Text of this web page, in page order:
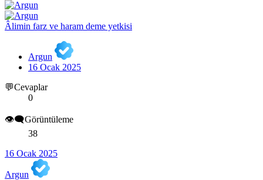
Âlimin farz ve haram deme yetkisi
Argun
16 Ocak 2025
💬Cevaplar
0
👁️‍🗨️Görüntüleme
38
16 Ocak 2025
Argun